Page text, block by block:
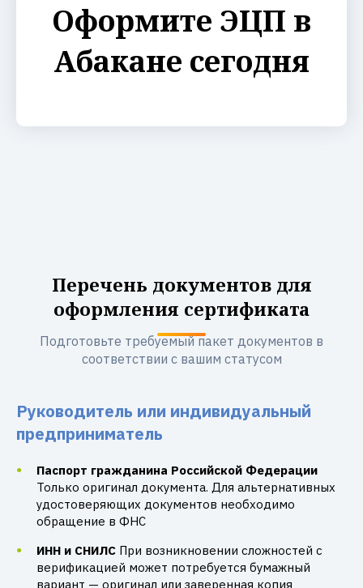
Оформите ЭЦП в
Абакане сегодня
Перечень документов для
оформления сертификата
Подготовьте требуемый пакет документов в
соответствии с вашим статусом
Руководитель или индивидуальный
предприниматель
Паспорт гражданина Российской Федерации
Только оригинал документа. Для альтернативных
удостоверяющих документов необходимо
обращение в ФНС
ИНН и СНИЛС При возникновении сложностей с
верификацией может потребуется бумажный
вариант — оригинал или заверенная копия